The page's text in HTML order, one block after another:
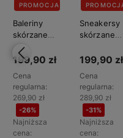
PROMOCJA
Baleriny
skórzane
damskie BIG
STAR
199,90 zł
Cena
regularna:
269,90 zł
-26%
Najniższa
cena:
Sneakersy
skórzane
STAR
199,90 zł
Cena
regularna:
289,90 zł
-31%
Najniższa
cena: